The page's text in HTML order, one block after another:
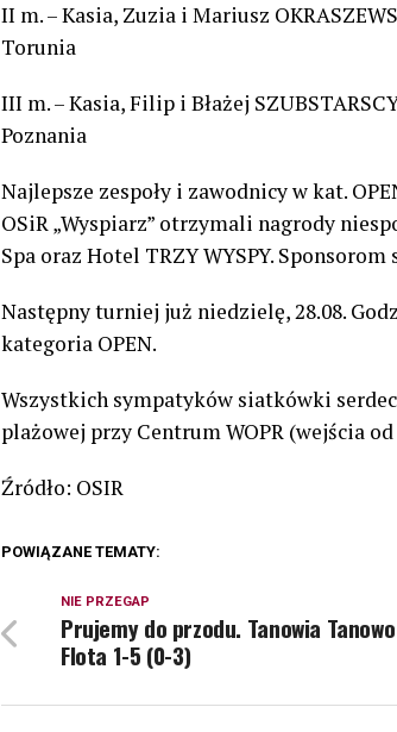
II m. – Kasia, Zuzia i Mariusz
Torunia
III m. – Kasia, Filip i Błażej
Poznania
Najlepsze zespoły i zawodnicy w kat.
OSiR „Wyspiarz” otrzymali nagrody
Spa oraz Hotel TRZY WYSPY.
Następny turniej już niedzielę, 28.08.
kategoria OPEN.
Wszystkich sympatyków siatkówki
plażowej przy Centrum WOPR (wejścia
Źródło: OSIR
POWIĄZANE TEMATY:
NIE PRZEGAP
Prujemy do przodu. Tanowia
Flota 1-5 (0-3)